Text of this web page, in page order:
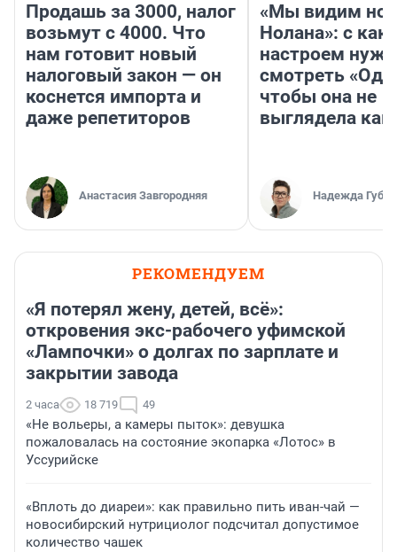
Продашь за 3000, налог
возьмут с 4000. Что
нам готовит новый
налоговый закон — он
коснется импорта и
даже репетиторов
Анастасия Завгородняя
«Мы видим
Нолана»: с
настроем
смотреть
чтобы она не
выглядела как
Надежда
РЕКОМЕНДУЕМ
«Я потерял жену, детей, всё»:
откровения экс-рабочего уфимской
«Лампочки» о долгах по зарплате и
закрытии завода
2 часа 18 719 49
«Не вольеры, а камеры пыток»: девушка
пожаловалась на состояние экопарка «Лотос» в
Уссурийске
«Вплоть до диареи»: как правильно пить иван-чай —
новосибирский нутрициолог подсчитал допустимое
количество чашек